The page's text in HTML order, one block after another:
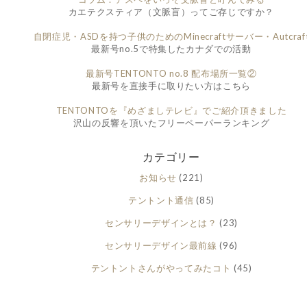
カエテクスティア（文脈盲）ってご存じですか？
自閉症児・ASDを持つ子供のためのMinecraftサーバー・
最新号no.5で特集したカナダでの活動
最新号TENTONTO no.8 配布場所一覧②
最新号を直接手に取りたい方はこちら
TENTONTOを『めざましテレビ』でご紹介頂きました
沢山の反響を頂いたフリーペーパーランキング
カテゴリー
お知らせ (221)
テントント通信 (85)
センサリーデザインとは？ (23)
センサリーデザイン最前線 (96)
テントントさんがやってみたコト (45)